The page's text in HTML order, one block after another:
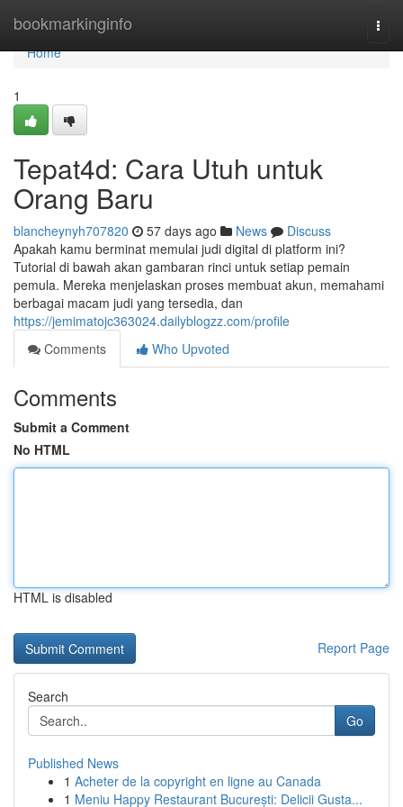
bookmarkinginfo
Home
Home
1
Tepat4d: Cara Utuh untuk
Orang Baru
blancheynyh707820 57 days ago News
Discuss
Apakah kamu berminat memulai judi digital di platform ini?
Tutorial di bawah akan gambaran rinci untuk setiap pemain
pemula. Mereka menjelaskan proses membuat akun, memahami
berbagai macam judi yang tersedia, dan
https://jemimatojc363024.dailyblogzz.com/profile
Comments
Who Upvoted
Comments
Submit a Comment
No HTML
HTML is disabled
Report Page
Search
Go
Published News
1 Acheter de la copyright en ligne au Canada
1 Meniu Happy Restaurant București: Delicii Gusta...